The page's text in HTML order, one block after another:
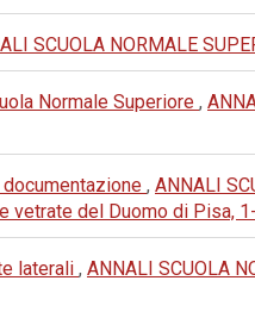
SCUOLA NORMALE
Normale Superiore ,
, ANNALI
vetrate del Duomo di Pisa,
laterali , ANNALI SCUOLA